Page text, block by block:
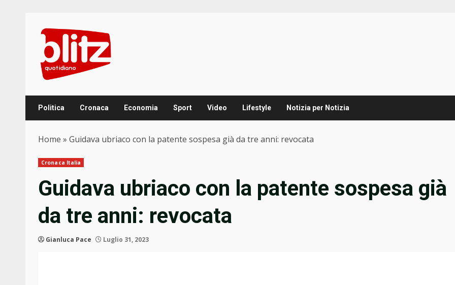
content
Politica Cronaca Economia Sport Video Lifestyle Notizia per Notizia
Home » Guidava ubriaco con la patente sospesa già da tre anni: revocata
Cronaca Italia
Guidava ubriaco con la patente sospesa già
da tre anni: revocata
Gianluca Pace Luglio 31, 2023